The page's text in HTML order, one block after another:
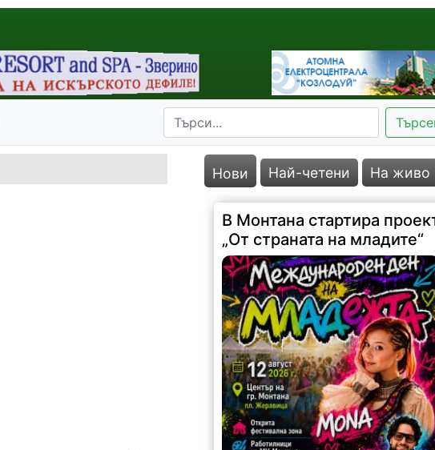
Нови Най-четени На живо
В Монтана стартира
„От страната на младите“